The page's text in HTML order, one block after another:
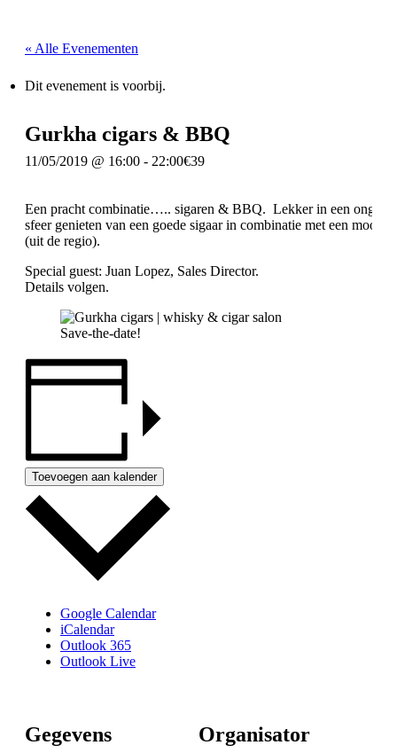
« Alle Evenementen
Dit evenement is voorbij.
Gurkha cigars & BBQ
11/05/2019 @ 16:00 - 22:00€39
Een pracht combinatie….. sigaren & BBQ. Lekker in een
sfeer genieten van een goede sigaar in combinatie met een mooi
(uit de regio).
Special guest: Juan Lopez, Sales Director.
Details volgen.
Save-the-date!
Toevoegen aan kalender
Google Calendar
iCalendar
Outlook 365
Outlook Live
Gegevens Organisator